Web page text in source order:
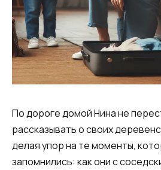
По дороге домой Нина не
рассказывать о своих
делая упор на те моменты,
запомнились: как они с